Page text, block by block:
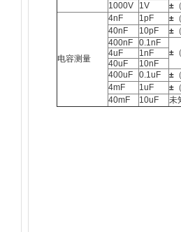
1000V
1V ±
电容测量
4nF 1pF ±
40nF
10pF ±
400nF
0.1nF
±
4uF
1nF
40uF
10nF
400uF
0.1uF ±
4mF
1uF ±
40mF
10uF 未